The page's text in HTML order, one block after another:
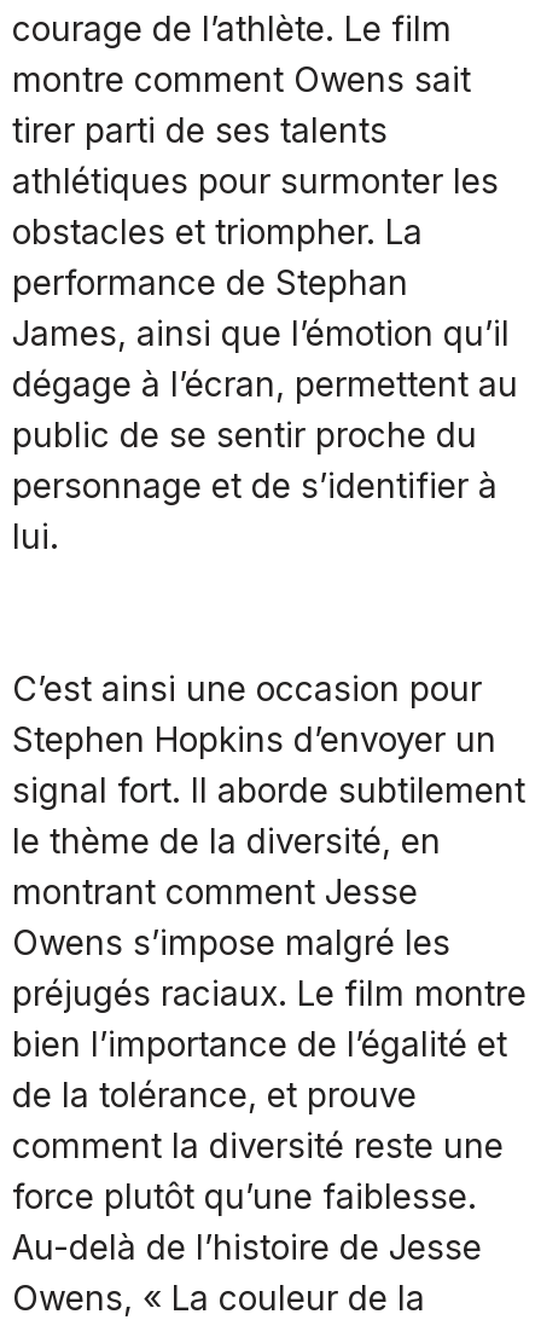
courage de l’athlète. Le film
montre comment Owens sait
tirer parti de ses talents
athlétiques pour surmonter les
obstacles et triompher. La
performance de Stephan
James, ainsi que l’émotion qu’il
dégage à l’écran, permettent au
public de se sentir proche du
personnage et de s’identifier à
lui.
C’est ainsi une occasion pour
Stephen Hopkins d’envoyer un
signal fort. Il aborde subtilement
le thème de la diversité, en
montrant comment Jesse
Owens s’impose malgré les
préjugés raciaux. Le film montre
bien l’importance de l’égalité et
de la tolérance, et prouve
comment la diversité reste une
force plutôt qu’une faiblesse.
Au-delà de l’histoire de Jesse
Owens, « La couleur de la